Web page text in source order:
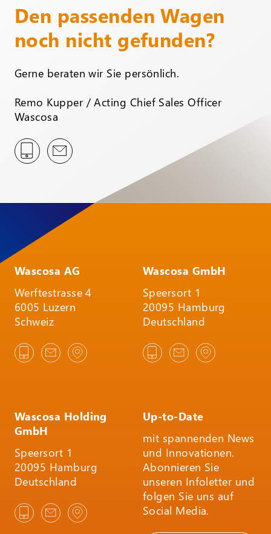
Den passenden Wagen
noch nicht gefunden?
Gerne beraten wir Sie persönlich.
Remo Kupper / Acting Chief Sales Officer
Wascosa
Wascosa AG
Werftestrasse 4
6005 Luzern
Schweiz
Wascosa GmbH
Speersort 1
20095 Hamburg
Deutschland
Wascosa Holding
GmbH
Speersort 1
20095 Hamburg
Deutschland
Up-to-Date
mit spannenden News
und Innovationen.
Abonnieren Sie
unseren Infoletter und
folgen Sie uns auf
Social Media.